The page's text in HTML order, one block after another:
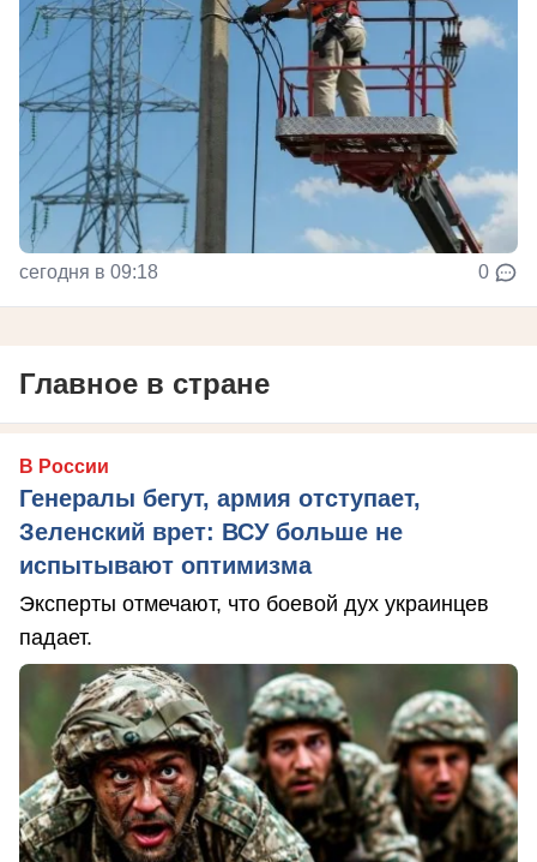
сегодня в 09:18 0
Главное в стране
В России
Генералы бегут, армия отступает,
Зеленский врет: ВСУ больше не
испытывают оптимизма
Эксперты отмечают, что боевой дух украинцев
падает.